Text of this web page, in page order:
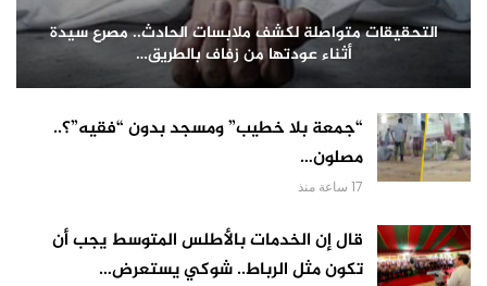
التحقيقات متواصلة لكشف ملابسات الحادث.. مصرع سيدة
أثناء عودتها من زفاف بالطريق…
“جمعة بلا خطيب” ومسجد بدون “فقيه”؟..
مصلون…
17 ساعة منذ
قال إن الخدمات بالأطلس المتوسط يجب أن
تكون مثل الرباط.. شوكي يستعرض…